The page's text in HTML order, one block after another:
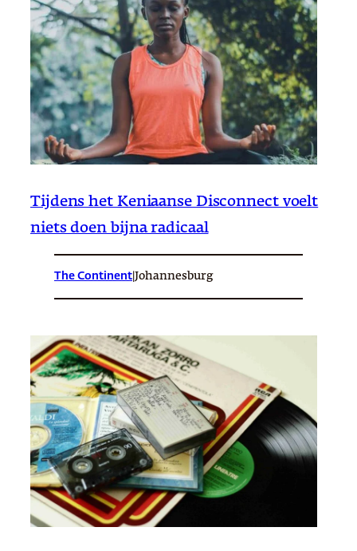
Tijdens het Keniaanse Disconnect voelt
niets doen bijna radicaal
The Continent Johannesburg